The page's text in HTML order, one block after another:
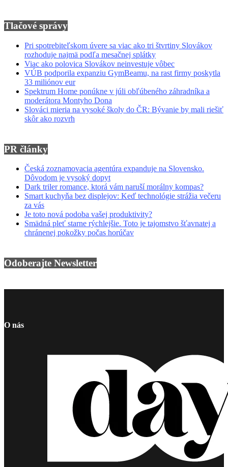
Tlačové správy
Pri spotrebiteľskom úvere sa viac ako tri štvrtiny Slovákov
rozhoduje najmä podľa mesačnej splátky
Viac ako polovica Slovákov neinvestuje vôbec
VÚB podporila expanziu GymBeamu, na rast firmy poskytla
33 miliónov eur
Spektrum Home ponúkne v júli obľúbeného záhradníka a
moderátora Montyho Dona
Slováci mieria na vysoké školy do ČR: Bývanie by mali riešiť
skôr ako rozvrh
PR články
Česká zoznamovacia agentúra expanduje na Slovensko.
Dôvodom je vysoký dopyt
Dark triler romance, ktorá vám naruší morálny kompas?
Smart kuchyňa bez displejov: Keď technológie strážia večeru
za vás
Je toto nová podoba vašej produktivity?
Smädná pleť starne rýchlejšie. Toto je tajomstvo šťavnatej a
chránenej pokožky počas horúčav
Odoberajte Newsletter
O nás